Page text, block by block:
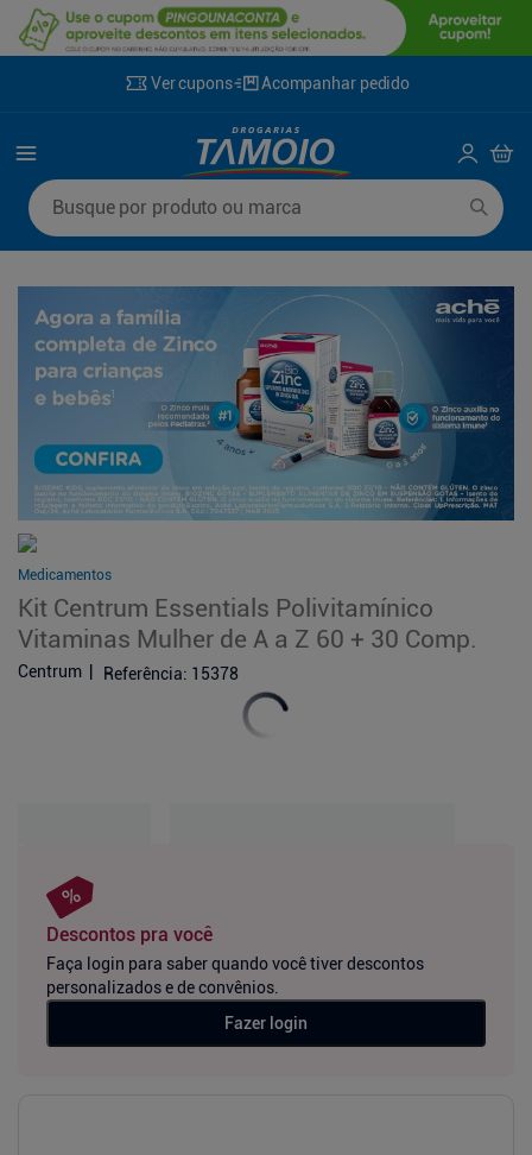
Ver cupons Acompanhar pedido
Busque por produto ou marca
Medicamentos
Kit Centrum Essentials Polivitamínico
Vitaminas Mulher de A a Z 60 + 30 Comp.
Centrum Referência: 15378
Descontos pra você
Faça login para saber quando você tiver descontos
personalizados e de convênios.
Fazer login
Termos mais buscados
desodorante
4º
sabonete líquido
5º fralda xg
shampoo
fralda xxg
º mounjaro